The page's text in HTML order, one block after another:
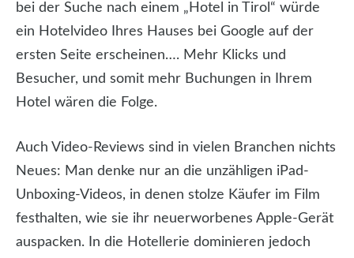
bei der Suche nach einem „Hotel in Tirol“ würde
ein Hotelvideo Ihres Hauses bei Google auf der
ersten Seite erscheinen…. Mehr Klicks und
Besucher, und somit mehr Buchungen in Ihrem
Hotel wären die Folge.
Auch Video-Reviews sind in vielen Branchen nichts
Neues: Man denke nur an die unzähligen iPad-
Unboxing-Videos, in denen stolze Käufer im Film
festhalten, wie sie ihr neuerworbenes Apple-Gerät
auspacken. In die Hotellerie dominieren jedoch